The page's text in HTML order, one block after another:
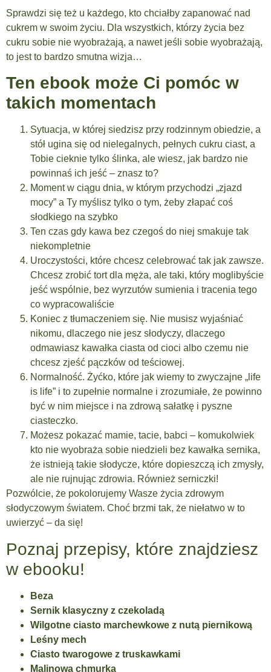
Sprawdzi się też u każdego, kto chciałby zapanować nad
cukrem w swoim życiu. Dla wszystkich, którzy życia bez
cukru sobie nie wyobrażają, a nawet jeśli sobie wyobrażają,
to jest to bardzo smutna wizja…
Ten ebook może Ci pomóc w
takich momentach
Sytuacja, w której siedzisz przy rodzinnym obiedzie, a
stół ugina się od nielegalnych, pełnych cukru ciast, a
Tobie cieknie tylko ślinka, ale wiesz, jak bardzo nie
powinnaś ich jeść – znasz to?
Moment w ciągu dnia, w którym przychodzi „zjazd
mocy” a Ty myślisz tylko o tym, żeby złapać coś
słodkiego na szybko
Ten czas gdy kawa bez czegoś do niej smakuje tak
niekompletnie
Uroczystości, które chcesz celebrować tak jak zawsze.
Chcesz zrobić tort dla męża, ale taki, który moglibyście
jeść wspólnie, bez wyrzutów sumienia i tracenia tego
co wypracowaliście
Koniec z tłumaczeniem się. Nie musisz wyjaśniać
nikomu, dlaczego nie jesz słodyczy, dlaczego
odmawiasz kawałka ciasta od cioci albo czemu nie
chcesz zjeść pączków od teściowej.
Normalność. Żyćko, które jak wiemy to zwyczajne „life
is life” i to zupełnie normalne i zrozumiałe, że powinno
być w nim miejsce i na zdrową sałatkę i pyszne
ciasteczko.
Możesz pokazać mamie, tacie, babci – komukolwiek
kto nie wyobraża sobie niedzieli bez kawałka sernika,
że istnieją takie słodycze, które dopieszczą ich zmysły,
ale nie rujnując zdrowia. Również serniczki!
Pozwólcie, że pokolorujemy Wasze życia zdrowym
słodyczowym światem. Choć brzmi tak, że niełatwo w to
uwierzyć – da się!
Poznaj przepisy, które znajdziesz
w ebooku!
Beza
Sernik klasyczny z czekoladą
Wilgotne ciasto marchewkowe z nutą piernikową
Leśny mech
Ciasto twarogowe z truskawkami
Malinowa chmurka